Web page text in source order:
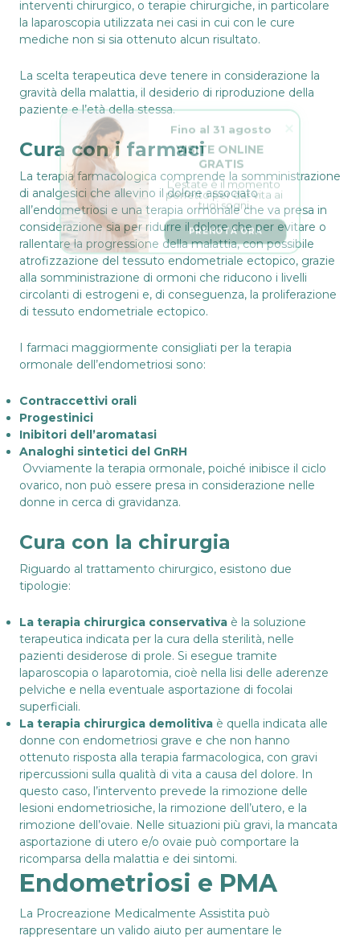
interventi chirurgico, o terapie chirurgiche, in particolare
la laparoscopia utilizzata nei casi in cui con le cure
mediche non si sia ottenuto alcun risultato.
La scelta terapeutica deve tenere in considerazione la
gravità della malattia, il desiderio di riproduzione della
paziente e l’età della stessa.
Cura con i farmaci
La terapia farmacologica comprende la somministrazione
di analgesici che allevino il dolore associato
all’endometriosi e una terapia ormonale che va presa in
considerazione sia per ridurre il dolore che per evitare o
rallentare la progressione della malattia, con possibile
atrofizzazione del tessuto endometriale ectopico, grazie
alla somministrazione di ormoni che riducono i livelli
circolanti di estrogeni e, di conseguenza, la proliferazione
di tessuto endometriale ectopico.
I farmaci maggiormente consigliati per la terapia
ormonale dell’endometriosi sono:
Contraccettivi orali
Progestinici
Inibitori dell’aromatasi
Analoghi sintetici del GnRH
Ovviamente la terapia ormonale, poiché inibisce il ciclo
ovarico, non può essere presa in considerazione nelle
donne in cerca di gravidanza.
Cura con la chirurgia
Riguardo al trattamento chirurgico, esistono due
tipologie:
La terapia chirurgica conservativa è la soluzione
terapeutica indicata per la cura della sterilità, nelle
pazienti desiderose di prole. Si esegue tramite
laparoscopia o laparotomia, cioè nella lisi delle aderenze
pelviche e nella eventuale asportazione di focolai
superficiali.
La terapia chirurgica demolitiva è quella indicata alle
donne con endometriosi grave e che non hanno
ottenuto risposta alla terapia farmacologica, con gravi
ripercussioni sulla qualità di vita a causa del dolore. In
questo caso, l’intervento prevede la rimozione delle
lesioni endometriosiche, la rimozione dell’utero, e la
rimozione dell’ovaie. Nelle situazioni più gravi, la mancata
asportazione di utero e/o ovaie può comportare la
ricomparsa della malattia e dei sintomi.
Endometriosi e PMA
La Procreazione Medicalmente Assistita può
rappresentare un valido aiuto per aumentare le
VISITE ONLINE
GRATIS
L’estate è il momento
perfetto per dar vita ai
tuoi sogni.
PRENOTA ORA
Fino al 31 agosto